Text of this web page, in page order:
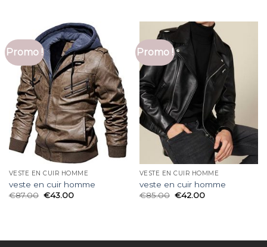
Promo !
VESTE EN CUIR HOMME
veste en cuir homme
€87.00 €43.00
Promo !
VESTE EN CUIR HOMME
veste en cuir homme
€85.00 €42.00